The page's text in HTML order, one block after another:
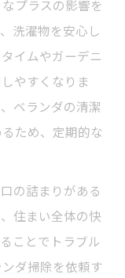
プラスの影響を
洗濯物を安心し
イムやガーデニ
やすくなりま
ベランダの清潔
ため、定期的な
の詰まりがある
住まい全体の快
ことでトラブル
ダ掃除を依頼す